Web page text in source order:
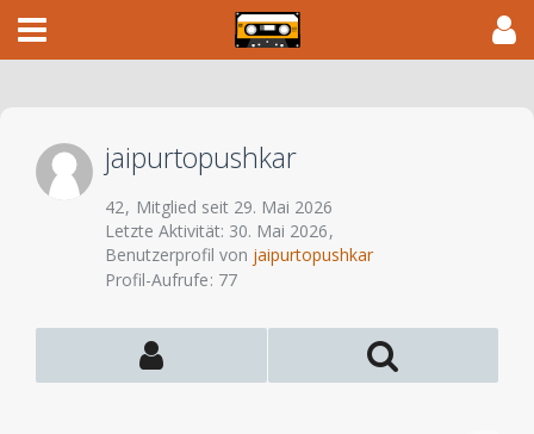
jaipurtopushkar
42
Mitglied seit 29. Mai 2026
Letzte Aktivität: 30. Mai 2026
Benutzerprofil von jaipurtopushkar
Profil-Aufrufe 77